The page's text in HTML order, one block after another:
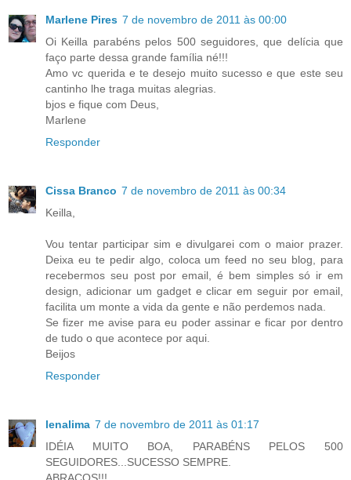
Marlene Pires 7 de novembro de 2011 às 00:00
Oi Keilla parabéns pelos 500 seguidores, que delícia que
faço parte dessa grande família né!!!
Amo vc querida e te desejo muito sucesso e que este seu
cantinho lhe traga muitas alegrias.
bjos e fique com Deus,
Marlene
Responder
Cissa Branco 7 de novembro de 2011 às 00:34
Keilla,
Vou tentar participar sim e divulgarei com o maior prazer.
Deixa eu te pedir algo, coloca um feed no seu blog, para
recebermos seu post por email, é bem simples só ir em
design, adicionar um gadget e clicar em seguir por email,
facilita um monte a vida da gente e não perdemos nada.
Se fizer me avise para eu poder assinar e ficar por dentro
de tudo o que acontece por aqui.
Beijos
Responder
lenalima 7 de novembro de 2011 às 01:17
IDÉIA MUITO BOA, PARABÉNS PELOS 500
SEGUIDORES...SUCESSO SEMPRE.